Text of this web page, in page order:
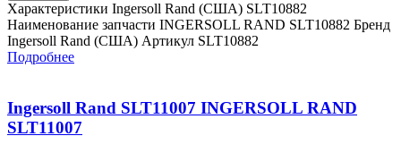
Характеристики Ingersoll Rand (США) SLT10882
Наименование запчасти INGERSOLL RAND SLT10882 Бренд
Ingersoll Rand (США) Артикул SLT10882
Подробнее
Ingersoll Rand SLT11007 INGERSOLL RAND
SLT11007